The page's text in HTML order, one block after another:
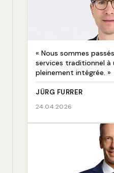
« Nous sommes
services traditionnel à
pleinement intégrée. »
JÜRG FURRER
24.04.2026